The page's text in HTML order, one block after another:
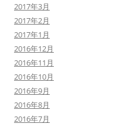
2017年3月
2017年2月
2017年1月
2016年12月
2016年11月
2016年10月
2016年9月
2016年8月
2016年7月